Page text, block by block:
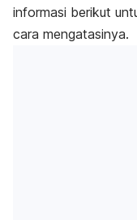
informasi berikut
cara mengatasinya.